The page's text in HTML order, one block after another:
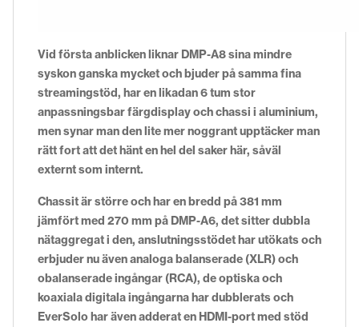
Vid första anblicken liknar DMP-A8 sina mindre
syskon ganska mycket och bjuder på samma fina
streamingstöd, har en likadan 6 tum stor
anpassningsbar färgdisplay och chassi i aluminium,
men synar man den lite mer noggrant upptäcker man
rätt fort att det hänt en hel del saker här, såväl
externt som internt.
Chassit är större och har en bredd på 381 mm
jämfört med 270 mm på DMP-A6, det sitter dubbla
nätaggregat i den, anslutningsstödet har utökats och
erbjuder nu även analoga balanserade (XLR) och
obalanserade ingångar (RCA), de optiska och
koaxiala digitala ingångarna har dubblerats och
EverSolo har även adderat en HDMI-port med stöd